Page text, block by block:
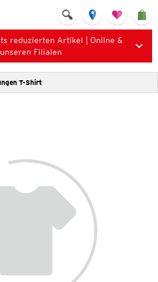
reduzierten Artikel | Online &
Filialen
T-Shirt